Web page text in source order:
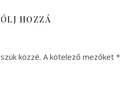
HOZZÁ
közzé. A kötelező mezőket *